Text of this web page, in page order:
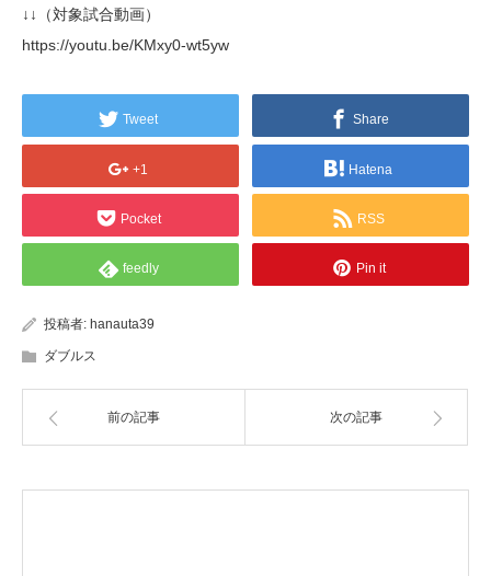
↓↓（対象試合動画）
https://youtu.be/KMxy0-wt5yw
Tweet Share
+1 Hatena
Pocket RSS
feedly Pin it
投稿者: hanauta39
ダブルス
前の記事 次の記事